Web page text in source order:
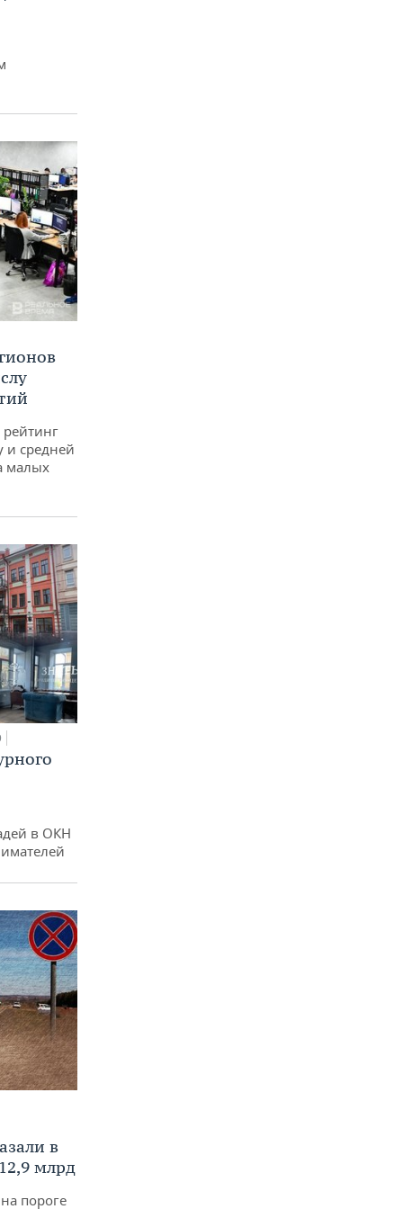
рейтинг
и средней
малых
в ОКН
в
млрд
пороге